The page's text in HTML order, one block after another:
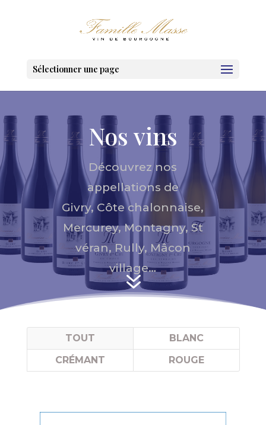
Sélectionner une page
Nos vins
Découvrez nos
appellations de
Givry, Côte chalonnaise,
Mercurey, Montagny, St
véran, Rully, Mâcon
village…
7
TOUT
BLANC
CRÉMANT
ROUGE